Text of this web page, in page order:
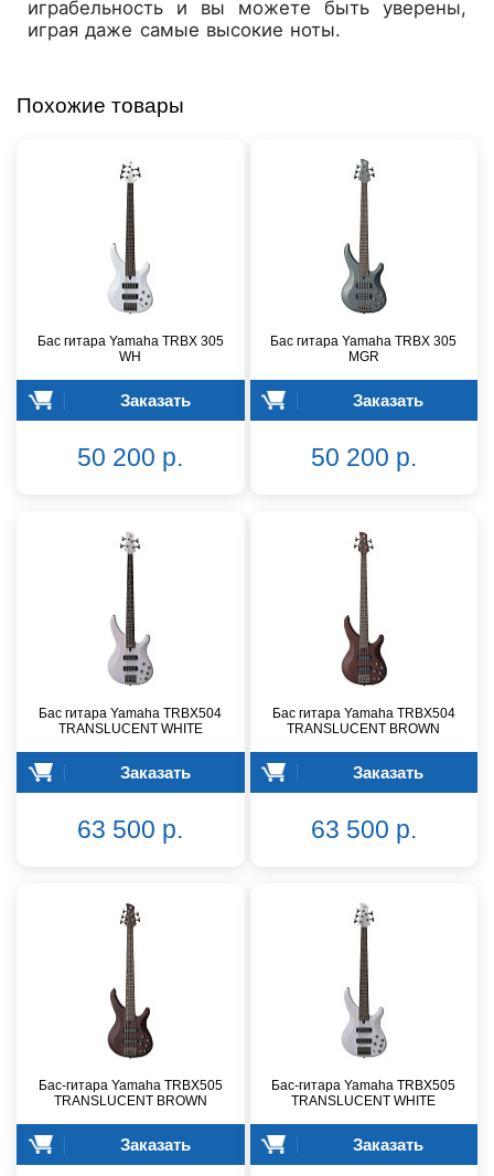
играбельность и вы можете быть уверены,
играя даже самые высокие ноты.
Похожие товары
Бас гитара Yamaha TRBX 305
WH
Заказать
50 200 р.
Бас гитара Yamaha TRBX 305
MGR
Заказать
50 200 р.
Бас гитара Yamaha TRBX504
TRANSLUCENT WHITE
Заказать
63 500 р.
Бас гитара Yamaha TRBX504
TRANSLUCENT BROWN
Заказать
63 500 р.
Бас-гитара Yamaha TRBX505
TRANSLUCENT BROWN
Заказать
Бас-гитара Yamaha TRBX505
TRANSLUCENT WHITE
Заказать